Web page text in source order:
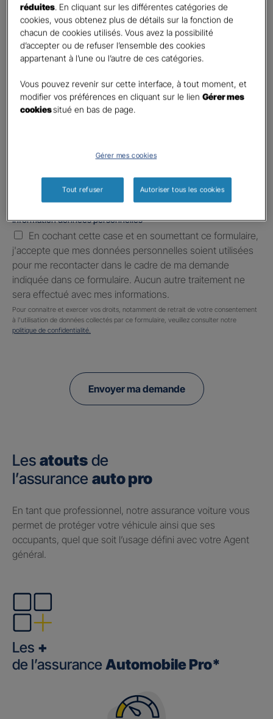
Contact*
First Last
Téléphone*
United
States
+1
E-mail*
Informations complémentaires (facultatif)
Information données personnelles*
En cochant cette case et en soumettant ce formulaire,
j'accepte que mes données personnelles soient utilisées
pour me recontacter dans le cadre de ma demande
indiquée dans ce formulaire. Aucun autre traitement ne
sera effectué avec mes informations.
Pour connaitre et exercer vos droits, notamment de retrait de votre consentement
à l'utilisation de données collectés par ce formulaire, veuillez consulter notre
politique de confidentialité.
Envoyer ma demande
Les atouts de
l’assurance auto pro
En tant que professionnel, notre assurance voiture vous
permet de protéger votre véhicule ainsi que ses
occupants, quel que soit l’usage défini avec votre Agent
général.
Les +
de l’assurance Automobile Pro*
réduites. En cliquant sur les différentes catégories de
cookies, vous obtenez plus de détails sur la fonction de
chacun de cookies utilisés. Vous avez la possibilité
d’accepter ou de refuser l’ensemble des cookies
appartenant à l’une ou l’autre de ces catégories.
Vous pouvez revenir sur cette interface, à tout moment, et
modifier vos préférences en cliquant sur le lienGérer mes
cookiessitué en bas de page.
Gérer mes cookies
Tout refuser Autoriser tous les cookies